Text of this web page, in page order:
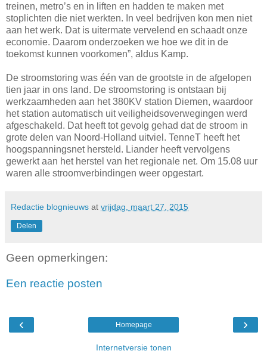
treinen, metro’s en in liften en hadden te maken met
stoplichten die niet werkten. In veel bedrijven kon men niet
aan het werk. Dat is uitermate vervelend en schaadt onze
economie. Daarom onderzoeken we hoe we dit in de
toekomst kunnen voorkomen”, aldus Kamp.
De stroomstoring was één van de grootste in de afgelopen
tien jaar in ons land. De stroomstoring is ontstaan bij
werkzaamheden aan het 380KV station Diemen, waardoor
het station automatisch uit veiligheidsoverwegingen werd
afgeschakeld. Dat heeft tot gevolg gehad dat de stroom in
grote delen van Noord-Holland uitviel. TenneT heeft het
hoogspanningsnet hersteld. Liander heeft vervolgens
gewerkt aan het herstel van het regionale net. Om 15.08 uur
waren alle stroomverbindingen weer opgestart.
Redactie blognieuws at vrijdag, maart 27, 2015
Delen
Geen opmerkingen:
Een reactie posten
‹ ›
Homepage
Internetversie tonen